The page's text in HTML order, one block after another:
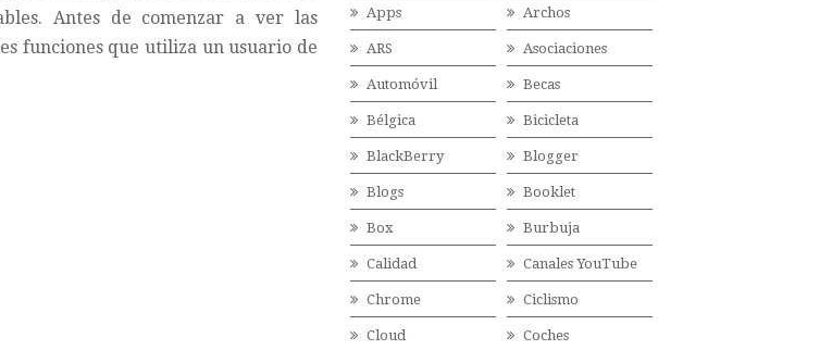
Antes de comenzar a ver las
funciones que utiliza un usuario de
Apps Archos
ARS Asociaciones
Automóvil Becas
Bélgica Bicicleta
BlackBerry Blogger
Blogs Booklet
Box Burbuja
Calidad Canales YouTube
Chrome Ciclismo
Cloud Coches